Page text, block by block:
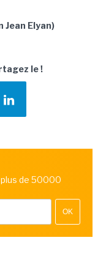
Jean Elyan)
le !
de 50000
OK